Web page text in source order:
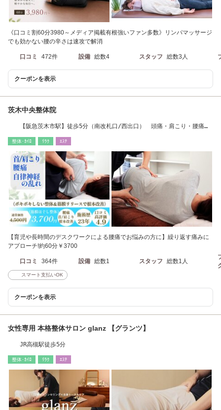
《口コミ割60分3980～メディア掲載有根強いファン多数》リンパマッサージ
でも効かない腰の辛さは速攻で解消
口コミ 472件 設備 総数4 スタッフ 総数3人
クーポンを表示
茨木中央整体院
【阪急茨木市駅】徒歩5分（南改札口/西出口） 頭痛・肩こり・腰痛な
整体･ｶｲﾛ ﾘﾗｸ ｴｽﾃ
【育児や長時間のデスクワークによる腰痛でお悩みの方に】繰り返す痛みに
アプローチ!約60分￥3700
口コミ 364件 設備 総数1 スタッフ 総数1人
スマート支払いOK
クーポンを表示
女性専用 本格整体サロン glanz 【グランツ】
JR高槻駅徒歩5分
整体･ｶｲﾛ ﾘﾗｸ ｴｽﾃ